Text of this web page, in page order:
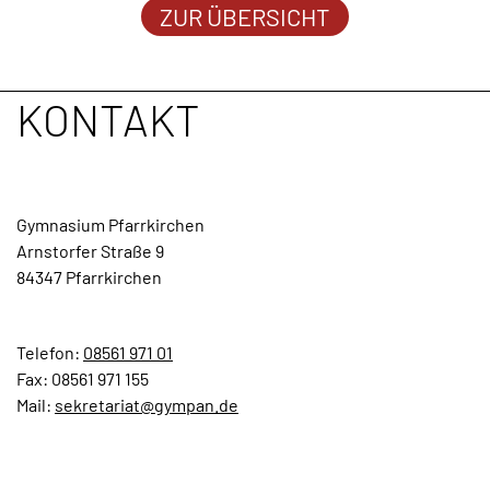
ZUR ÜBERSICHT
KONTAKT
Gymnasium Pfarrkirchen
Arnstorfer Straße 9
84347 Pfarrkirchen
Telefon: 08561 971 01
Fax: 08561 971 155
Mail: sekretariat@gympan.de